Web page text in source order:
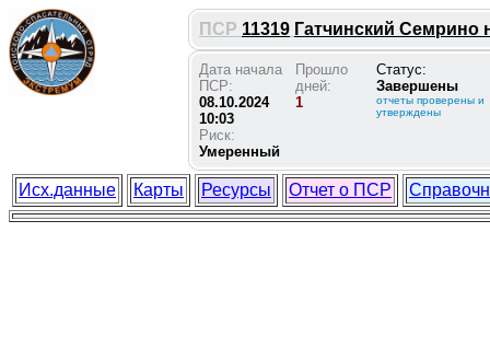
ПСР 11319 Гатчинский Семрино
Дата начала
ПСР:
08.10.2024
10:03
Риск:
Умеренный
Прошло
дней:
1
Статус:
Завершены
отчеты проверены и
утверждены
Исх.данные Карты Ресурсы Отчет о ПСР